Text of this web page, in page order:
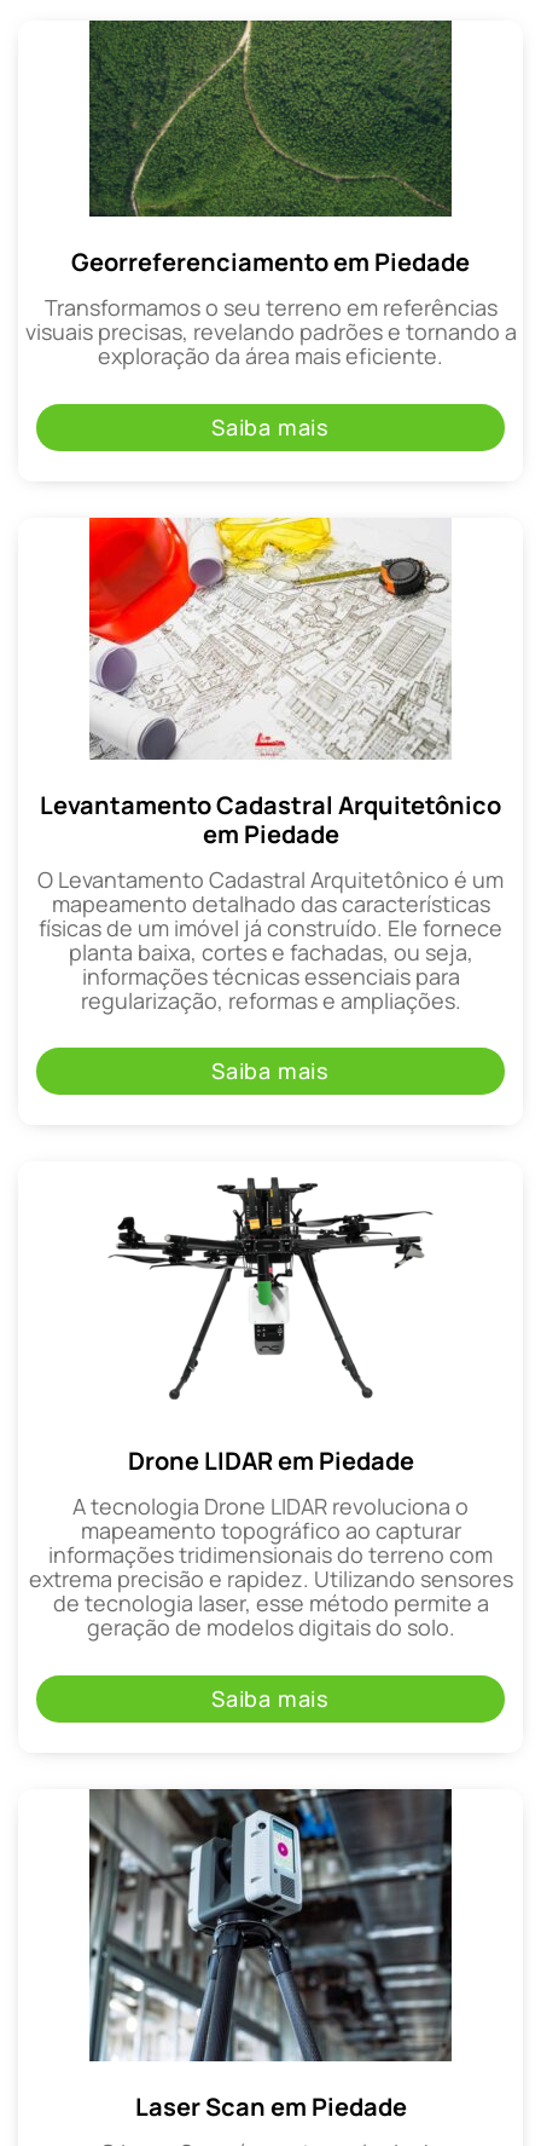
Georreferenciamento em Piedade
Transformamos o seu terreno em referências
visuais precisas, revelando padrões e tornando a
exploração da área mais eficiente.
Saiba mais
Levantamento Cadastral Arquitetônico
em Piedade
O Levantamento Cadastral Arquitetônico é um
mapeamento detalhado das características
físicas de um imóvel já construído. Ele fornece
planta baixa, cortes e fachadas, ou seja,
informações técnicas essenciais para
regularização, reformas e ampliações.
Saiba mais
Drone LIDAR em Piedade
A tecnologia Drone LIDAR revoluciona o
mapeamento topográfico ao capturar
informações tridimensionais do terreno com
extrema precisão e rapidez. Utilizando sensores
de tecnologia laser, esse método permite a
geração de modelos digitais do solo.
Saiba mais
Laser Scan em Piedade